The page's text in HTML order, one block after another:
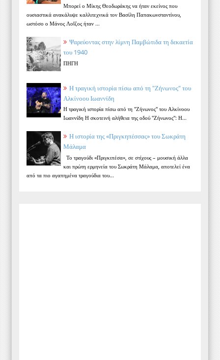
Μπορεί ο Μίκης Θεοδωράκης να ήταν εκείνος που
ουσιαστικά ανακάλυψε καλλιτεχνικά τον Βασίλη Παπακωνσταντίνου,
ωστόσο ο Μάνος Λοΐζος ήταν ...
Ψαρεύοντας στην λίμνη Παμβώτιδα τη δεκαετία
του 1940
ΠΗΓΗ
Η τραγική ιστορία πίσω από τη "Ζήνωνος" του
Αλκίνοου Ιωαννίδη
Η τραγική ιστορία πίσω από τη "Ζήνωνος" του Αλκίνοου
Ιωαννίδη Η σκοτεινή αλήθεια της οδού "Ζήνωνος": Η...
Η ιστορία της «Πριγκηπέσσας» του Σωκράτη
Μάλαμα
Το τραγούδι «Πριγκιπέσα», σε στίχους – μουσική άλλα
και πρώτη ερμηνεία του Σωκράτη Μάλαμα, αποτελεί ένα
από τα πιο αγαπημένα τραγούδια του...